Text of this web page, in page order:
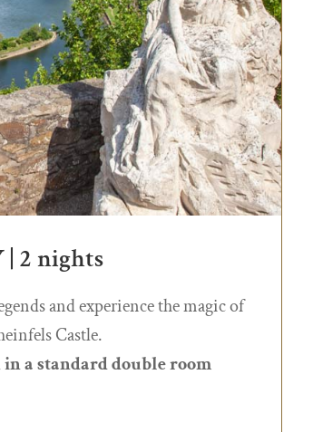
| 2 nights
and experience the magic of
Castle.
a standard double room